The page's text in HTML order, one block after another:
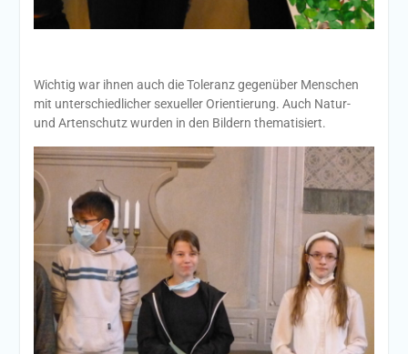
Wichtig war ihnen auch die Toleranz gegenüber Menschen
mit unterschiedlicher sexueller Orientierung. Auch Natur-
und Artenschutz wurden in den Bildern thematisiert.